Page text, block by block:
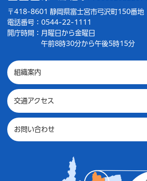
〒418-8601 静岡県富士宮市弓沢町150番地
電話番号：0544-22-1111
開庁時間： 月曜日から金曜日
午前8時30分から午後5時15分
組織案内
交通アクセス
お問い合わせ